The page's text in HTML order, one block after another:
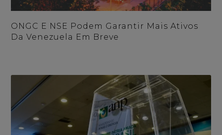
ONGC E NSE Podem Garantir Mais Ativos
Da Venezuela Em Breve